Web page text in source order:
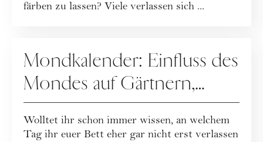
färben zu lassen? Viele verlassen sich ...
Mondkalender: Einfluss des
Mondes auf Gärtnern,
Haare schneiden, Reisen
und mehr
Wolltet ihr schon immer wissen, an welchem
Tag ihr euer Bett eher gar nicht erst verlassen